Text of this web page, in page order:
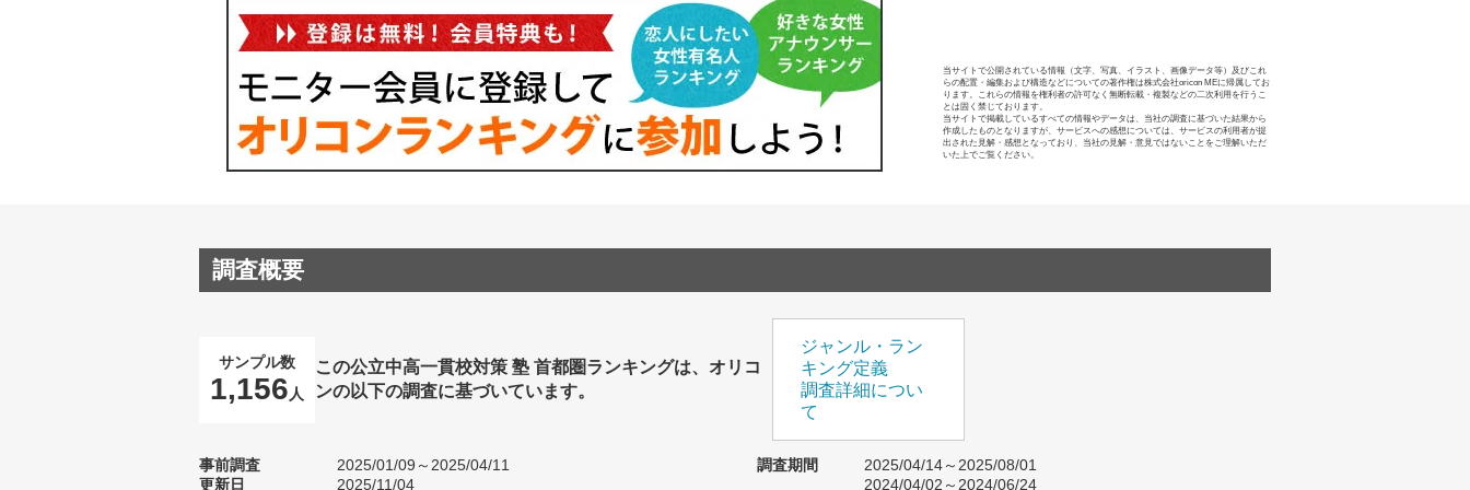
当サイトで公開されている情報（文字、写真、イラスト、画像データ等）及びこれ
らの配置・編集および構造などについての著作権は株式会社oricon MEに帰属してお
ります。これらの情報を権利者の許可なく無断転載・複製などの二次利用を行うこ
とは固く禁じております。
当サイトで掲載しているすべての情報やデータは、当社の調査に基づいた結果から
作成したものとなりますが、サービスへの感想については、サービスの利用者が提
出された見解・感想となっており、当社の見解・意見ではないことをご理解いただ
いた上でご覧ください。
調査概要
サンプル数
1,156 人
この公立中高一貫校対策 塾 首都圏ランキングは、オリコ
ンの以下の調査に基づいています。
ジャンル・ラン
キング定義
調査詳細につい
て
事前調査
2025/01/09～2025/04/11
更新日
2025/11/04
調査期間
2025/04/14～2025/08/01
2024/04/02～2024/06/24